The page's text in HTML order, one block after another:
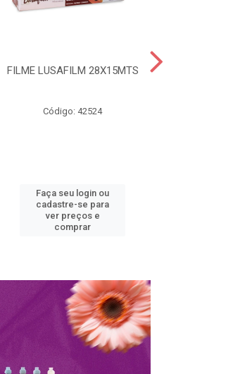
FILME LUSAFILM 28X15MTS
Código: 42524
Faça seu login ou
cadastre-se para
ver preços e
comprar